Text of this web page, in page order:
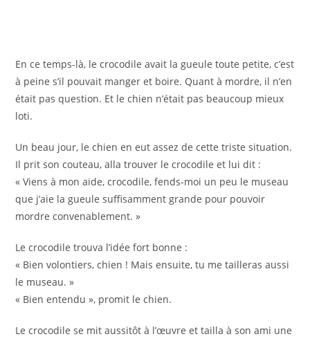
En ce temps-là, le crocodile avait la gueule toute petite, c’est
à peine s’il pouvait manger et boire. Quant à mordre, il n’en
était pas question. Et le chien n’était pas beaucoup mieux
loti.
Un beau jour, le chien en eut assez de cette triste situation.
Il prit son couteau, alla trouver le crocodile et lui dit :
« Viens à mon aide, crocodile, fends-moi un peu le museau
que j’aie la gueule suffisamment grande pour pouvoir
mordre convenablement. »
Le crocodile trouva l’idée fort bonne :
« Bien volontiers, chien ! Mais ensuite, tu me tailleras aussi
le museau. »
« Bien entendu », promit le chien.
Le crocodile se mit aussitôt à l’œuvre et tailla à son ami une